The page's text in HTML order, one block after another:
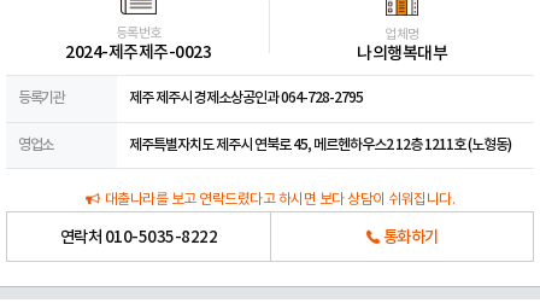
등록번호
2024-제주제주-0023
업체명
나의행복대부
등록기관 제주 제주시 경제소상공인과 064-728-2795
영업소 제주특별자치도 제주시 연북로 45, 메르헨하우스2 12층 1211호 (노형동)
대출나라를 보고 연락드렸다고 하시면 보다 상담이 쉬워집니다.
연락처 010-5035-8222 통화하기